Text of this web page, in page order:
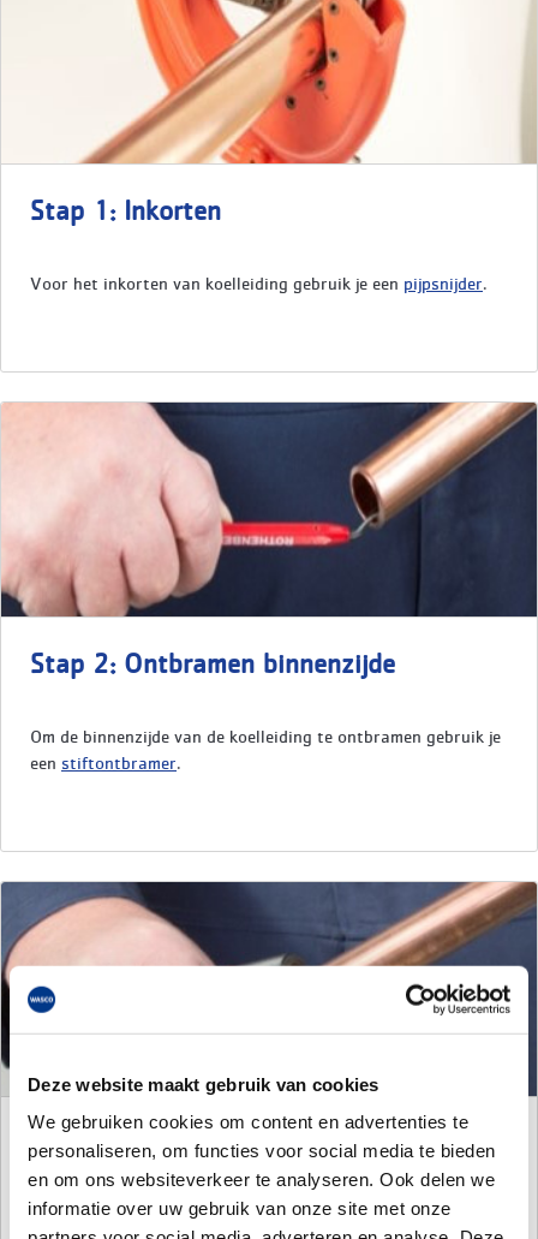
Deze website maakt gebruik van cookies
We gebruiken cookies om content en advertenties te
personaliseren, om functies voor social media te bieden
en om ons websiteverkeer te analyseren. Ook delen we
informatie over uw gebruik van onze site met onze
Stap 1: Inkorten
Voor het inkorten van koelleiding gebruik je een pijpsnijder.
Stap 2: Ontbramen binnenzijde
Om de binnenzijde van de koelleiding te ontbramen gebruik je
een stiftontbramer.
Stap 3: Ontbramen buitenzijde
De buitenzijde van de koelleiding ontbraam je met een